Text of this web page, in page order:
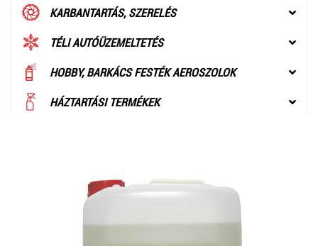
KARBANTARTÁS, SZERELÉS
TÉLI AUTÓÜZEMELTETÉS
HOBBY, BARKÁCS FESTÉK AEROSZOLOK
HÁZTARTÁSI TERMÉKEK